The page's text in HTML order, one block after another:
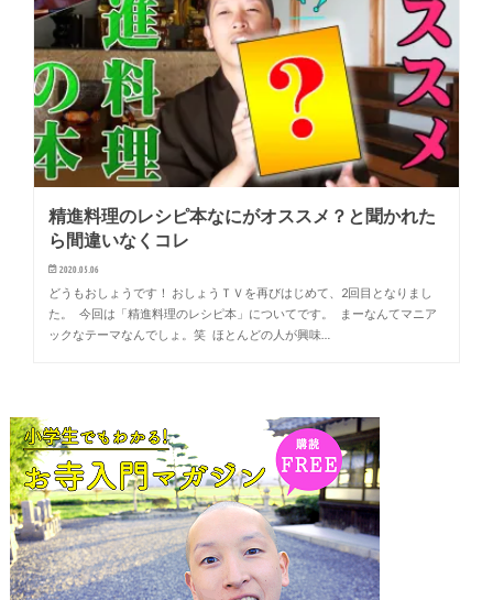
精進料理のレシピ本なにがオススメ？と聞かれた
ら間違いなくコレ
2020.05.06
どうもおしょうです！ おしょうＴＶを再びはじめて、2回目となりまし
た。 今回は「精進料理のレシピ本」についてです。 まーなんてマニア
ックなテーマなんでしょ。笑 ほとんどの人が興味…